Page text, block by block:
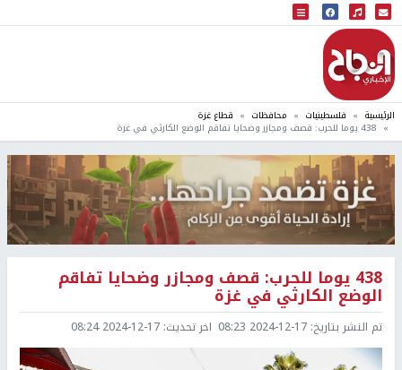
البث المباشر
إذاعة النجاح
الرئيسية فلسطينيات محافظات قطاع غزة
438 يوما للحرب: قصف ومجازر وضحايا تفاقم الوضع الكارثي في غزة
438 يوما للحرب: قصف ومجازر وضحايا تفاقم
الوضع الكارثي في غزة
تم النشر بتاريخ: 2024-12-17 08:23 اخر تحديث: 2024-12-17 08:24